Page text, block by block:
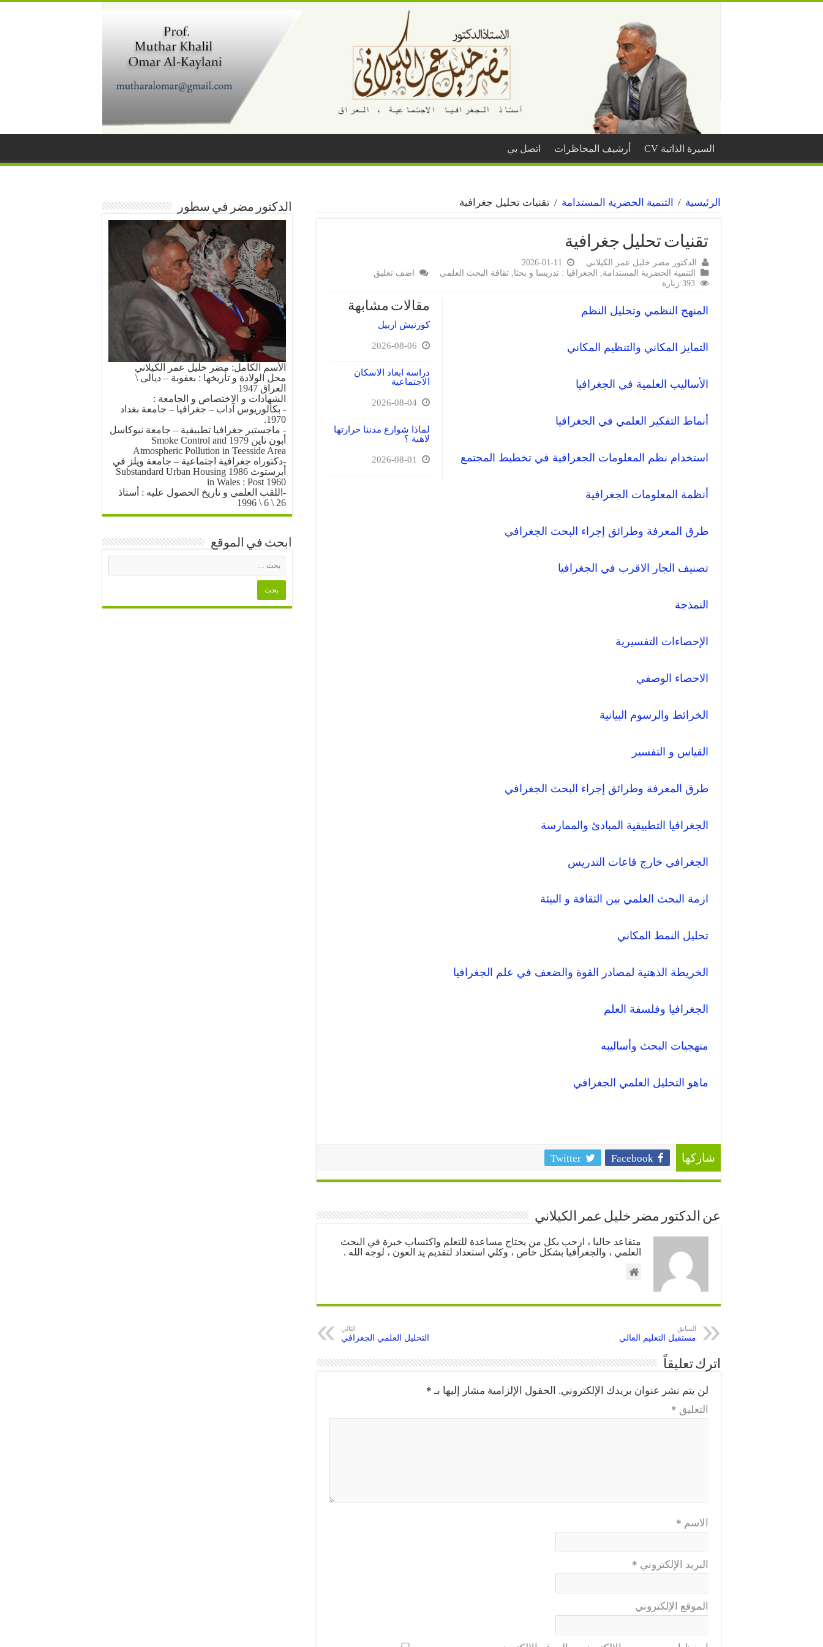
السيرة الذاتية CV أرشيف المحاظرات اتصل بي
الرئيسية / التنمية الحضرية المستدامة / تقنيات تحليل جغرافية
تقنيات تحليل جغرافية
الدكتور مضر خليل عمر الكيلاني
2026-01-11
التنمية الحضرية المستدامة
الجغرافيا : تدريسا و بحثا ثقافة البحث العلمي
اضف تعليق
393 زيارة
مقالات مشابهة
كورنيش اربيل
2026-08-06
دراسة ابعاد الاسكان
الاجتماعية
2026-08-04
لماذا شوارع مدننا حرارتها
لاهبة ؟
2026-08-01
المنهج النظمي وتحليل النظم
التمايز المكاني والتنظيم المكاني
الأساليب العلمية في الجغرافيا
أنماط التفكير العلمي في الجغرافيا
استخدام نظم المعلومات الجغرافية في تخطيط المجتمع
أنظمة المعلومات الجغرافية
طرق المعرفة وطرائق إجراء البحث الجغرافي
تصنيف الجار الاقرب في الجغرافيا
النمذجة
الإحصاءات التفسيرية
الاحصاء الوصفي
الخرائط والرسوم البيانية
القياس و التفسير
طرق المعرفة وطرائق إجراء البحث الجغرافي
الجغرافيا التطبيقية المبادئ والممارسة
الجغرافي خارج قاعات التدريس
ازمة البحث العلمي بين الثقافة و البيئة
تحليل النمط المكاني
الخريطة الذهنية لمصادر القوة والضعف في علم الجغرافيا
الجغرافيا وفلسفة العلم
منهجيات البحث وأساليبه
ماهو التحليل العلمي الجغرافي
شاركها Facebook
Twitter
عن الدكتور مضر خليل عمر الكيلاني
متقاعد حاليا ، ارحب بكل من يحتاج مساعدة للتعلم واكتساب خبرة في البحث
العلمي ، والجغرافيا بشكل خاص ، وكلي استعداد لتقديم يد العون ، لوجه الله .
السابق
مستقبل التعليم العالي
التالي
التحليل العلمي الجغرافي
اترك تعليقاً
لن يتم نشر عنوان بريدك الإلكتروني. الحقول الإلزامية مشار إليها بـ *
التعليق *
الاسم *
البريد الإلكتروني *
الموقع الإلكتروني
الدكتور مضر في سطور
الأسم الكامل: مضر خليل عمر الكيلاني
محل الولادة و تأريخها : بعقوبة – ديالى \
العراق 1947
الشهادات و الاختصاص و الجامعة :
- بكالوريوس آداب – جغرافيا – جامعة بغداد
1970.
- ماجستير جغرافيا تطبيقية – جامعة نيوكاسل
أبون تاين 1979 Smoke Control and
Atmospheric Pollution in Teesside Area
-دكتوراه جغرافية اجتماعية – جامعة ويلز في
أبرستوث 1986 Substandard Urban Housing
in Wales : Post 1960
-اللقب العلمي و تاريخ الحصول عليه : أستاذ
26 \ 6 \ 1996
ابحث في الموقع